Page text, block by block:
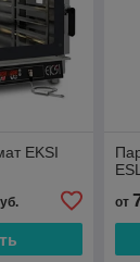
EKSI
от